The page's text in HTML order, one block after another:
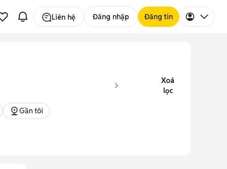
Liên hệ Đăng nhập Đăng tin
Xoá
lọc
Gần tôi